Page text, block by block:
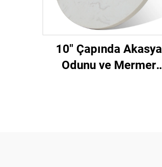
10" Çapında Akasya
Odunu ve Mermer